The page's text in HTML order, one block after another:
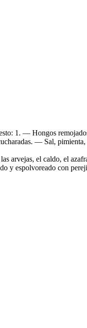
1. — Hongos
— Sal, pimienta,
arvejas, el caldo, el
y espolvoreado con